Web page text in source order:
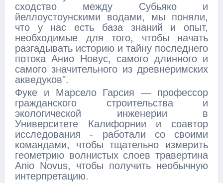
сходство между Субьяко и
йеллоустоунскими водами, мы поняли,
что у нас есть база знаний и опыт,
необходимые для того, чтобы начать
разгадывать историю и тайну последнего
потока Анио Новус, самого длинного и
самого значительного из древнеримских
акведуков".
Фуке и Марсело Гарсия — профессор
гражданского строительства и
экологической инженерии в
Университете Калифорнии и соавтор
исследования - работали со своими
командами, чтобы тщательно измерить
геометрию волнистых слоев травертина
Anio Novus, чтобы получить необычную
интерпретацию.